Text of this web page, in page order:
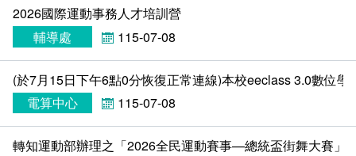
教學媒體處
電算中心
圖書館
會計室
意見信箱
各單位意見信箱
教師意見信箱
諮詢信箱
影音資訊
2026國際運動事務人才培訓營
輔導處
115-07-08
(於7月15日下午6點0分恢復正常連線)本校eeclass 3.0數位
電算中心
115-07-08
轉知運動部辦理之「2026全民運動賽事—總統盃街舞大賽」